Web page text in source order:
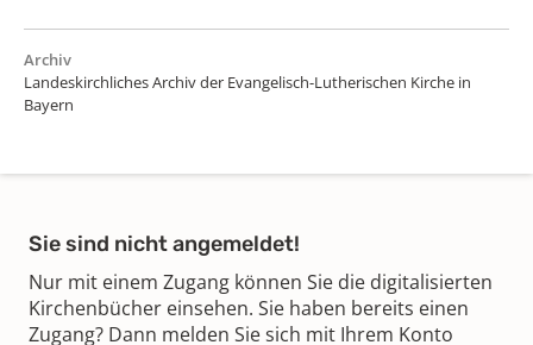
Archiv
Landeskirchliches Archiv der Evangelisch-Lutherischen Kirche in
Bayern
Sie sind nicht angemeldet!
Nur mit einem Zugang können Sie die digitalisierten
Kirchenbücher einsehen. Sie haben bereits einen
Zugang? Dann melden Sie sich mit Ihrem Konto